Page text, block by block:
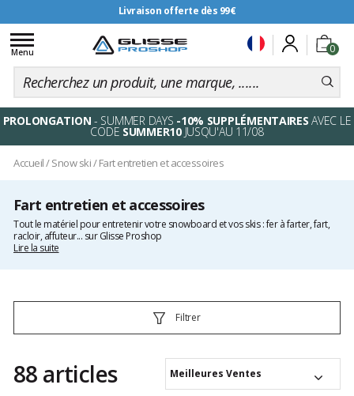
Livraison offerte dès 99€
0
Toggle
navigation
Menu
PROLONGATION - SUMMER DAYS -10% SUPPLÉMENTAIRES AVEC LE
CODE SUMMER10JUSQU'AU 11/08
Accueil/Snow ski/Fart entretien et accessoires
Fart entretien et accessoires
Tout le matériel pour entretenir votre snowboard et vos skis : fer à farter, fart,
racloir, affuteur... sur Glisse Proshop
Lire la suite
Filtrer
88 articles Meilleures Ventes